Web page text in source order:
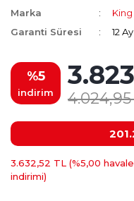
Marka
Garanti Süresi
12 Ay
%5
indirim
3.632,52 TL (%5,00 havale
indirimi)